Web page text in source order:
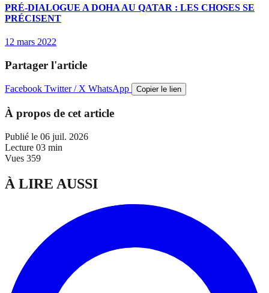
PRÉ-DIALOGUE A DOHA AU QATAR : LES CHOSES SE
PRÉCISENT
12 mars 2022
Partager l'article
Facebook Twitter / X WhatsApp Copier le lien
À propos de cet article
Publié le 06 juil. 2026
Lecture 03 min
Vues 359
À LIRE AUSSI